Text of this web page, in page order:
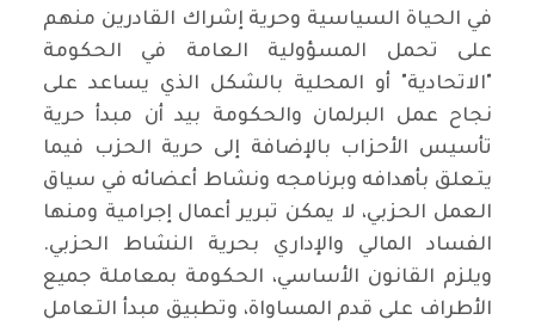
في الحياة السياسية وحرية إشراك القادرين منهم
على تحمل المسؤولية العامة في الحكومة
"الاتحادية" أو المحلية بالشكل الذي يساعد على
نجاح عمل البرلمان والحكومة بيد أن مبدأ حرية
تأسيس الأحزاب بالإضافة إلى حرية الحزب فيما
يتعلق بأهدافه وبرنامجه ونشاط أعضائه في سياق
العمل الحزبي، لا يمكن تبرير أعمال إجرامية ومنها
الفساد المالي والإداري بحرية النشاط الحزبي.
ويلزم القانون الأساسي، الحكومة بمعاملة جميع
الأطراف على قدم المساواة، وتطبيق مبدأ التعامل